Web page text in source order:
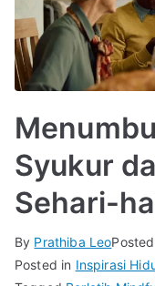
Syukur
Sehari-
By Prathiba Leo
Posted in Inspirasi